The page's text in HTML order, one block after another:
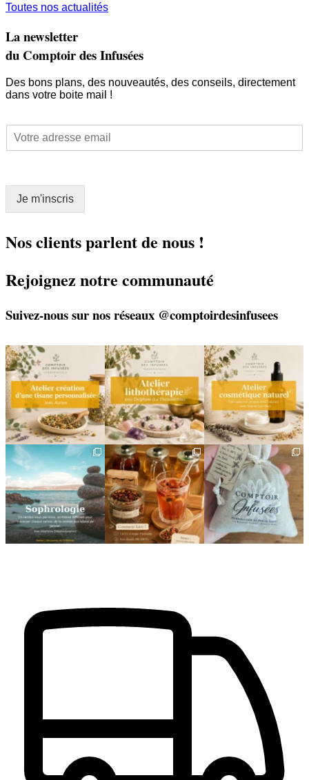
Toutes nos actualités
La newsletter
du Comptoir des Infusées
Des bons plans, des nouveautés, des conseils, directement
dans votre boite mail !
E
m
a
a
i
l
Je m'inscris
Nos clients parlent de nous !
Rejoignez notre communauté
Suivez-nous sur nos réseaux @comptoirdesinfusees
🌿 Créez votre tisane sur-
mesure
Un...
9 0
🌿 Un bracelet
énergétique, juste pour
vous
...
2 0
🌿 Deux rendez-vous
cosmétiques avec Sophie
(Lou...
6 0
🌿 Cinq mois, cinq façons
de souffler
...
8 1
Deux visages, une même
philosophie 🌿
Le...
11 0
🎁 L`attention qui fait
plaisir — et qui vous...
24 2